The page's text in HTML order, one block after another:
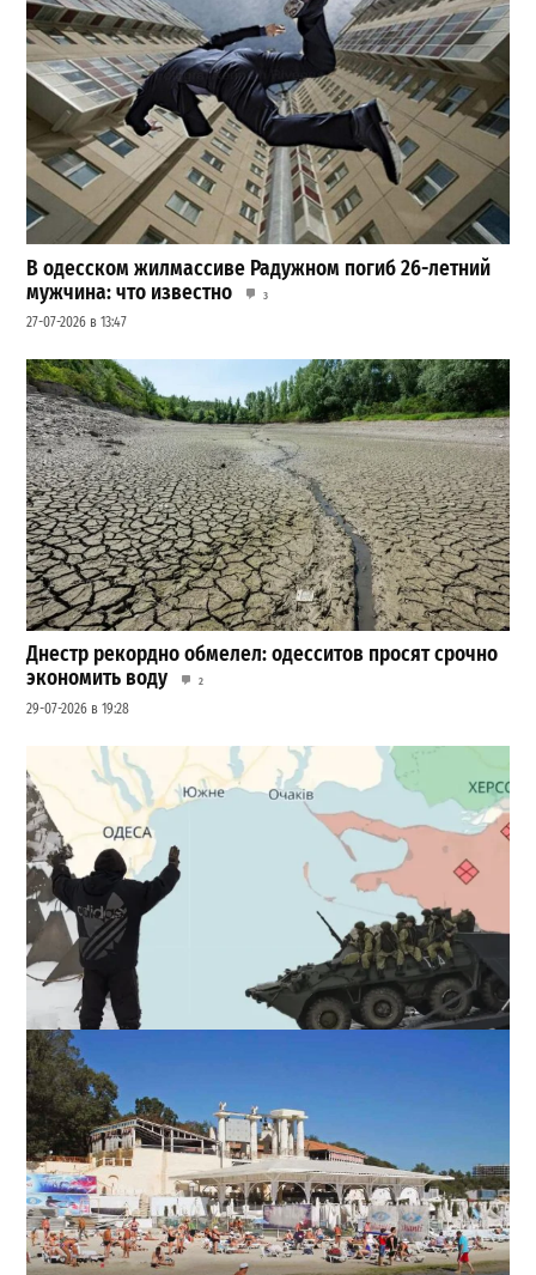
В одесском жилмассиве Радужном погиб 26-летний
мужчина: что известно
3
27-07-2026 в 13:47
Днестр рекордно обмелел: одесситов просят срочно
экономить воду
2
29-07-2026 в 19:28
Полковник ВСУ рассказал, выдержит ли Одесса
новое наступление
2
27-07-2026 в 11:19
ВИБОР РЕДАКЦИИ